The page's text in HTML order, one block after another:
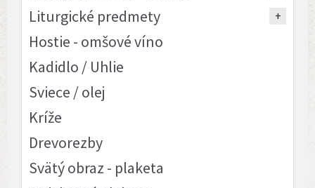
Liturgické predmety
Hostie - omšové víno
Kadidlo / Uhlie
Sviece / olej
Kríže
Drevorezby
Svätý obraz - plaketa